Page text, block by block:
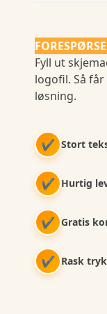
Fyll ut
logofil. Så
løsning.
✔ Stort
✔ Hurtig
✔ Gratis
✔ Rask